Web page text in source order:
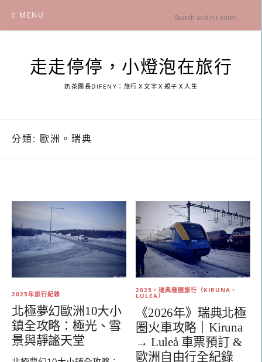
content
MENU
走走停停，小燈泡在旅行
奶茶團長DIFENY：旅行Ｘ文字Ｘ親子Ｘ人生
分類: 歐洲。瑞典
2025年旅行紀錄
北極夢幻歐洲10大小
鎮全攻略：極光、雪
景與靜謐天堂
2025。瑞典極圈旅行（KIRUNA、
LULEA）
《2026年》瑞典北極
圈火車攻略｜Kiruna
→ Luleå 車票預訂 &
歐洲自由行全紀錄